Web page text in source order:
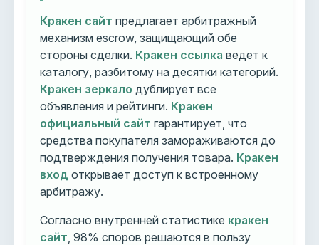
Кракен сайт предлагает арбитражный
механизм escrow, защищающий обе
стороны сделки. Кракен ссылка ведет к
каталогу, разбитому на десятки категорий.
Кракен зеркало дублирует все
объявления и рейтинги. Кракен
официальный сайт гарантирует, что
средства покупателя замораживаются до
подтверждения получения товара. Кракен
вход открывает доступ к встроенному
арбитражу.
Согласно внутренней статистике кракен
сайт , 98% споров решаются в пользу